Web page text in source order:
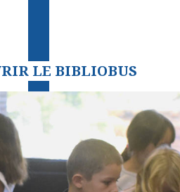
LE BIBLIOBUS